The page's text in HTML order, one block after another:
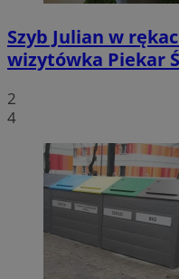
Szyb Julian w
wizytówka Piekar
2
4